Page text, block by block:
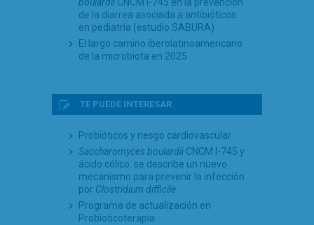
de la diarrea asociada a antibióticos
en pediatría (estudio SABURA)
El largo camino iberolatinoamericano
de la microbiota en 2025
TE PUEDE INTERESAR
Probióticos y riesgo cardiovascular
Saccharomyces boulardii CNCM I-745 y
ácido cólico: se describe un nuevo
mecanismo para prevenir la infección
por Clostridium difficile
Programa de actualización en
Probioticoterapia